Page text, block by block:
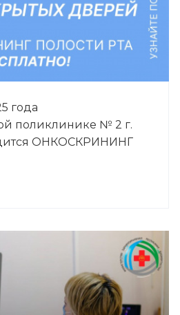
года
поликлинике № 2 г.
ОНКОСКРИНИНГ